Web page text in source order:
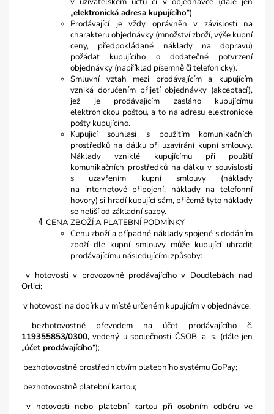
„elektronická adresa kupujícího“).
Prodávající je vždy oprávněn v závislosti na
charakteru objednávky (množství zboží, výše kupní
ceny, předpokládané náklady na dopravu)
požádat kupujícího o dodatečné potvrzení
objednávky (například písemně či telefonicky).
Smluvní vztah mezi prodávajícím a kupujícím
vzniká doručením přijetí objednávky (akceptací),
jež je prodávajícím zasláno kupujícímu
elektronickou poštou, a to na adresu elektronické
pošty kupujícího.
Kupující souhlasí s použitím komunikačních
prostředků na dálku při uzavírání kupní smlouvy.
Náklady vzniklé kupujícímu při použití
komunikačních prostředků na dálku v souvislosti
s uzavřením kupní smlouvy (náklady
na internetové připojení, náklady na telefonní
hovory) si hradí kupující sám, přičemž tyto náklady
se neliší od základní sazby.
CENA ZBOŽÍ A PLATEBNÍ PODMÍNKY
Cenu zboží a případné náklady spojené s dodáním
zboží dle kupní smlouvy může kupující uhradit
prodávajícímu následujícími způsoby:
v hotovosti v provozovně prodávajícího v Doudlebách nad
Orlicí;
v hotovosti na dobírku v místě určeném kupujícím v objednávce;
bezhotovostně převodem na účet prodávajícího č.
119355853/0300, vedený u společnosti ČSOB, a. s. (dále jen
„účet prodávajícího“);
bezhotovostně prostřednictvím platebního systému GoPay;
bezhotovostně platební kartou;
v hotovosti nebo platební kartou při osobním odběru ve